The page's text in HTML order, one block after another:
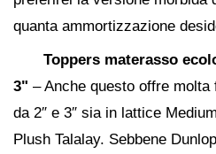
quanta ammortizzazione
Toppers materasso
3" – Anche questo offre
da 2″ e 3″ sia in lattice
Plush Talalay. Sebbene